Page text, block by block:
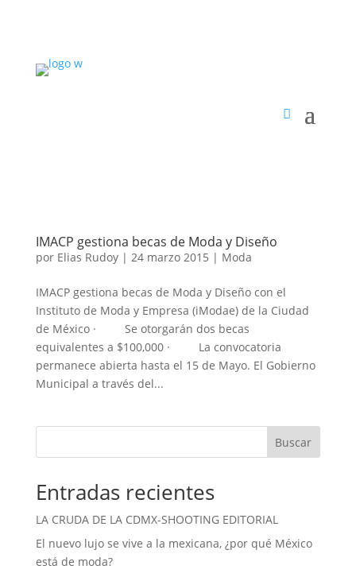
IMACP gestiona becas de Moda y Diseño
por Elias Rudoy| 24 marzo 2015 | Moda
IMACP gestiona becas de Moda y Diseño con el
Instituto de Moda y Empresa (iModae) de la Ciudad
de México · Se otorgarán dos becas
equivalentes a $100,000 · La convocatoria
permanece abierta hasta el 15 de Mayo. El Gobierno
Municipal a través del...
Buscar
Entradas recientes
LA CRUDA DE LA CDMX-SHOOTING EDITORIAL
El nuevo lujo se vive a la mexicana, ¿por qué México
está de moda?